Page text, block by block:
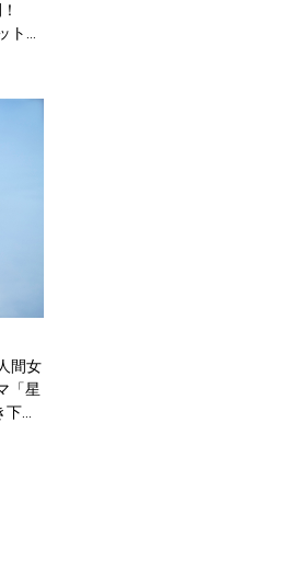
ト最
間女
「星
ろ